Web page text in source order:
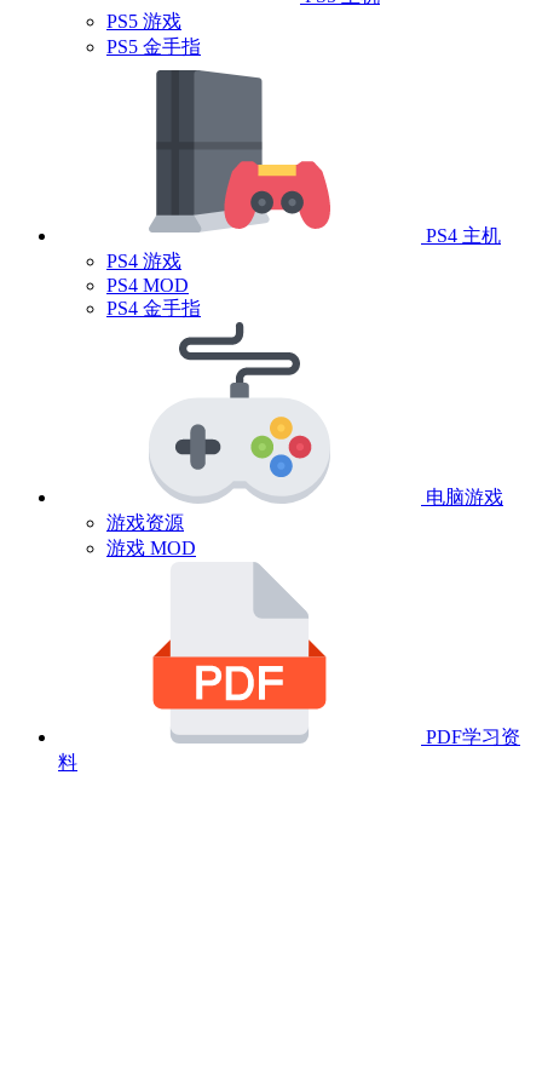
PS5 游戏
PS5 金手指
PS4 主机
PS4 游戏
PS4 MOD
PS4 金手指
电脑游戏
游戏资源
游戏 MOD
PDF学习资
料